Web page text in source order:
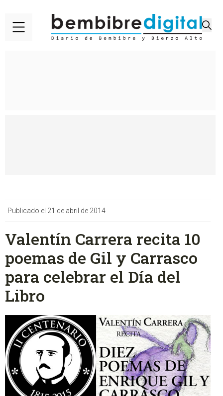
Publicado el 21 de abril de 2014
Valentín Carrera recita 10
poemas de Gil y Carrasco
para celebrar el Día del
Libro